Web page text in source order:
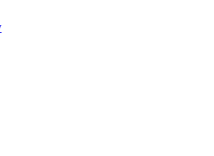
картинки, смешные истории,
приколы, карикатуры, шаржи, стихи,